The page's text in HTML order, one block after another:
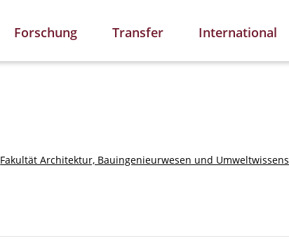
Forschung Transfer International
Fakultät Architektur, Bauingenieurwesen und